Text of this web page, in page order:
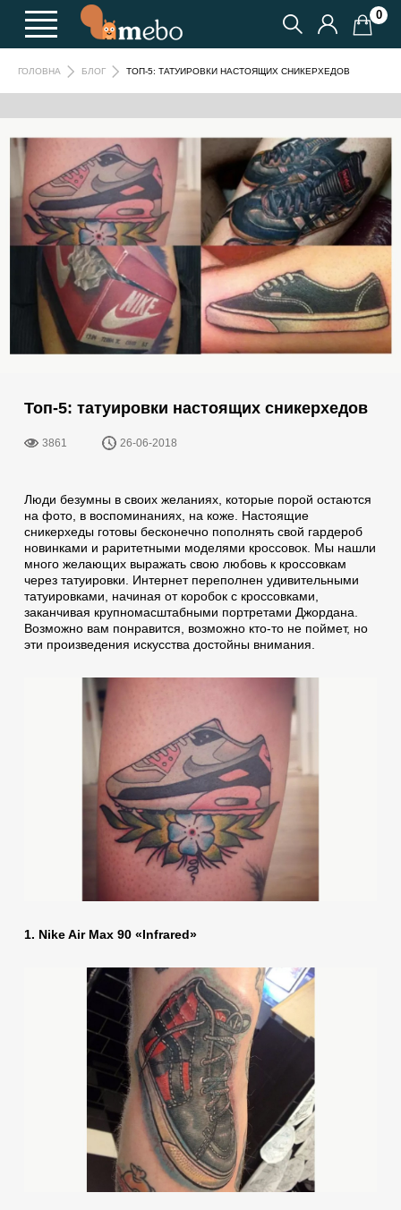
0
ГОЛОВНА БЛОГ ТОП-5: ТАТУИРОВКИ НАСТОЯЩИХ СНИКЕРХЕДОВ
Топ-5: татуировки настоящих сникерхедов
3861 26-06-2018
Люди безумны в своих желаниях, которые порой остаются
на фото, в воспоминаниях, на коже. Настоящие
сникерхеды готовы бесконечно пополнять свой гардероб
новинками и раритетными моделями кроссовок. Мы нашли
много желающих выражать свою любовь к кроссовкам
через татуировки. Интернет переполнен удивительными
татуировками, начиная от коробок с кроссовками,
заканчивая крупномасштабными портретами Джордана.
Возможно вам понравится, возможно кто-то не поймет, но
эти произведения искусства достойны внимания.
1. Nike Air Max 90 «Infrared»